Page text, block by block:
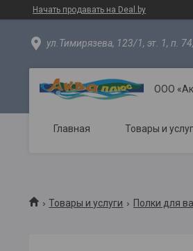
Начать продавать на Deal.by
ул.Тимирязева, 123/1, эт. 1, п.
ООО
Главная Товары и
Товары и услуги Полки для